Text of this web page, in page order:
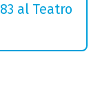
al Teatro